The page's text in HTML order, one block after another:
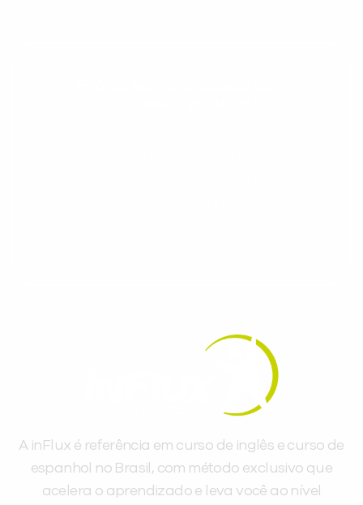
A inFlux é referência em curso de inglês e curso de
espanhol no Brasil, com método exclusivo que
acelera o aprendizado e leva você ao nível